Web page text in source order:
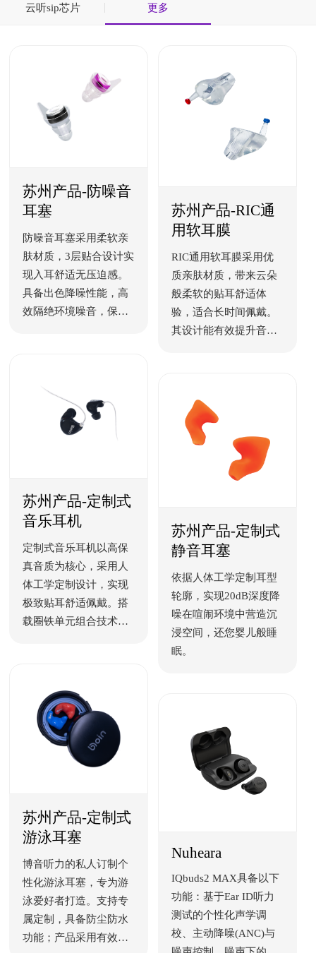
云听sip芯片 更多
苏州产品-防噪音
耳塞
防噪音耳塞采用柔软亲
肤材质，3层贴合设计实
现入耳舒适无压迫感。
具备出色降噪性能，高
效隔绝环境噪音，保护
音防护。
苏州产品-RIC通
用软耳膜
RIC通用软耳膜采用优
质亲肤材质，带来云朵
般柔软的贴耳舒适体
验，适合长时间佩戴。
其设计能有效提升音
号，选配更省心。
苏州产品-定制式
音乐耳机
定制式音乐耳机以高保
真音质为核心，采用人
体工学定制设计，实现
极致贴耳舒适佩戴。搭
载圈铁单元组合技术，
苏州产品-定制式
静音耳塞
依据人体工学定制耳型
轮廓，实现20dB深度降
噪在喧闹环境中营造沉
浸空间，还您婴儿般睡
眠。
苏州产品-定制式
游泳耳塞
博音听力的私人订制个
性化游泳耳塞，专为游
泳爱好者打造。支持专
属定制，具备防尘防水
功能；产品采用有效的
Nuheara
IQbuds2 MAX具备以下
功能：基于Ear ID听力
测试的个性化声学调
校、主动降噪(ANC)与